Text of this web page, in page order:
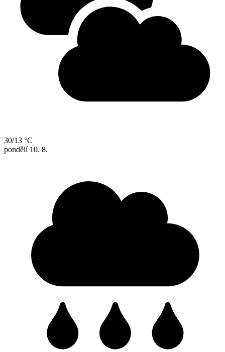
30/13 °C
pondělí 10. 8.